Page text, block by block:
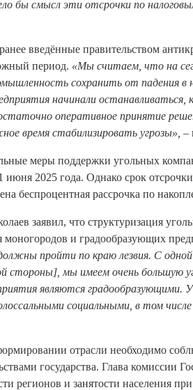
бы смысл эти отсрочки по
введённые правительством
период. «Мы считаем, что на
сохранить от падения
начинали
оперативное принятие
время стабилизировать угрозы», –
меры поддержки угольных
июня 2025 года. Однако срок
беспроцентная рассрочка по
заявил, что структуризация
моногородов и градообразующих
пройти по краю лезвия. С
стороны], мы имеем очень большую
являются градообразующими.
социальными, в том
отрасли необходимо
государства. Глава комиссии
регионов и занятости населения